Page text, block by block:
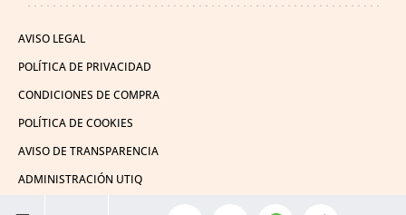
AVISO LEGAL
POLÍTICA DE PRIVACIDAD
CONDICIONES DE COMPRA
POLÍTICA DE COOKIES
AVISO DE TRANSPARENCIA
ADMINISTRACIÓN UTIQ